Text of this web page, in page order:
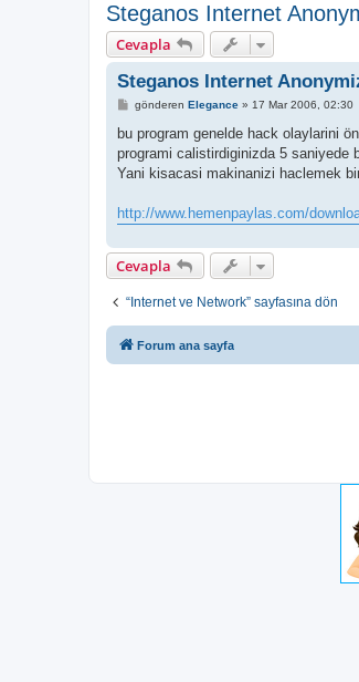
Steganos Internet
Cevapla
Steganos Internet
M
s
j
gönderen Elegance» 17 Mar 2006, 02:30
bu program genelde hack olaylarini
programi calistirdiginizda 5 saniyede
Yani kisacasi makinanizi haclemek
http://www.hemenpaylas.com/
Cevapla
“Internet ve Network” sayfasına dön
Forum ana sayfa